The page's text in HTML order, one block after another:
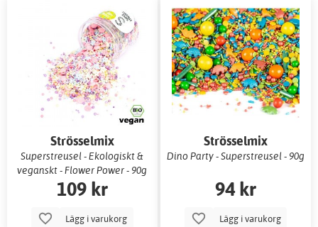
Strösselmix
Superstreusel - Ekologiskt &
veganskt - Flower Power - 90g
109 kr
Lägg i varukorg
Strösselmix
Dino Party - Superstreusel - 90g
94 kr
Lägg i varukorg